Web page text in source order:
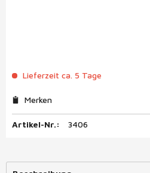
Lieferzeit ca. 5 Tage
Merken
Artikel-Nr.: 3406